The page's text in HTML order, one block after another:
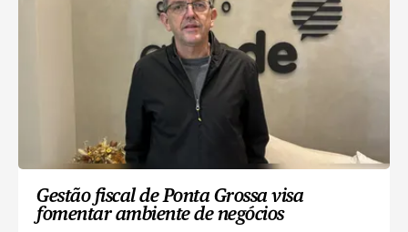
Gestão fiscal de Ponta Grossa visa
fomentar ambiente de negócios